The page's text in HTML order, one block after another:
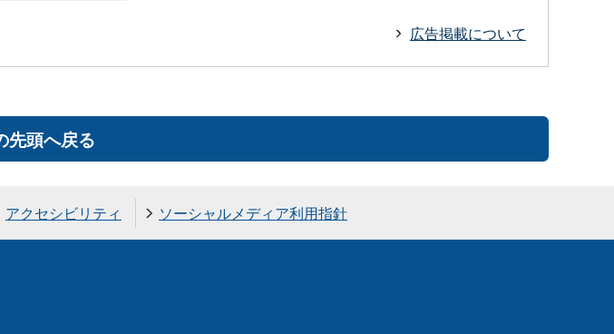
広告掲載について
先頭へ戻る
アクセシビリティ ソーシャルメディア利用指針